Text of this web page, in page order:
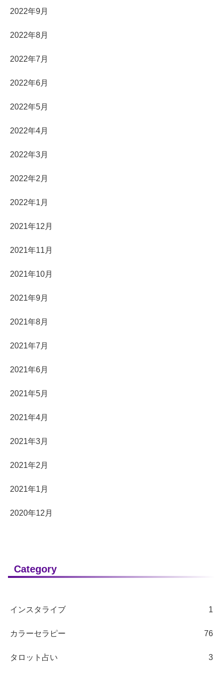
2022年9月
2022年8月
2022年7月
2022年6月
2022年5月
2022年4月
2022年3月
2022年2月
2022年1月
2021年12月
2021年11月
2021年10月
2021年9月
2021年8月
2021年7月
2021年6月
2021年5月
2021年4月
2021年3月
2021年2月
2021年1月
2020年12月
Category
インスタライブ 1
カラーセラピー 76
タロット占い 3